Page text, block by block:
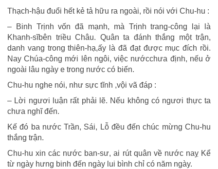
Thạch-hậu đuổi hết kẻ tả hữu ra ngoài, rồi nói với Chu-hu :
– Binh Trịnh vốn đã mạnh, mà Trịnh trang-công lại là
Khanh-sĩbên triều Châu. Quân ta đánh thắng một trận,
danh vang trong thiên-hạ,ấy là đã đạt được mục đích rồi.
Nay Chúa-công mới lên ngôi, việc nướcchưa định, nếu ở
ngoài lâu ngày e trong nước có biến.
Chu-hu nghe nói, như sực tĩnh ,vội vã đáp :
– Lời ngươi luận rất phải lẽ. Nếu không có ngươi thực ta
chưa nghĩ đến.
Kế đó ba nước Trần, Sái, Lỗ đều đến chúc mừng Chu-hu
thắng trận.
Chu-hu xin các nước ban-sư, ai rút quân về nước naỵ Kể
từ ngày hưng binh đến ngày lui bình chỉ có năm ngày.